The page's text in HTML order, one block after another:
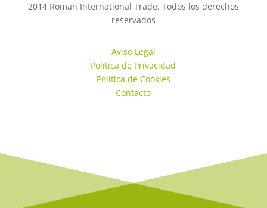
2014 Roman International Trade. Todos los derechos
reservados
Aviso Legal
Política de Privacidad
Política de Cookies
Contacto